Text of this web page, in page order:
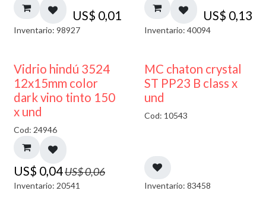
US$ 0,01
Inventario: 98927
US$ 0,13
Inventario: 40094
40% DESCUENTO
Vidrio hindú 3524
12x15mm color
dark vino tinto 150
x und
Cod: 24946
US$ 0,04US$0,06
Inventario: 20541
MC chaton crystal
ST PP23 B class x
und
Cod: 10543
Inventario: 83458